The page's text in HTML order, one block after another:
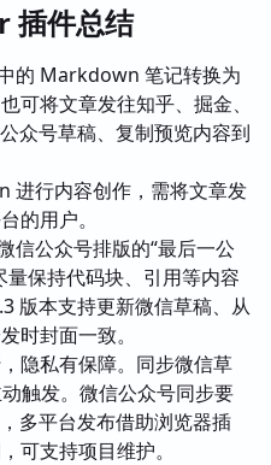
件总结
的 Markdown 笔记转换为
可将文章发往知乎、掘金、
众号草稿、复制预览内容到
进行内容创作，需将文章发
的用户。
信公众号排版的“最后一公
量保持代码块、引用等内容
版本支持更新微信草稿、从
时封面一致。
隐私有保障。同步微信草
触发。微信公众号同步要
多平台发布借助浏览器插
可支持项目维护。